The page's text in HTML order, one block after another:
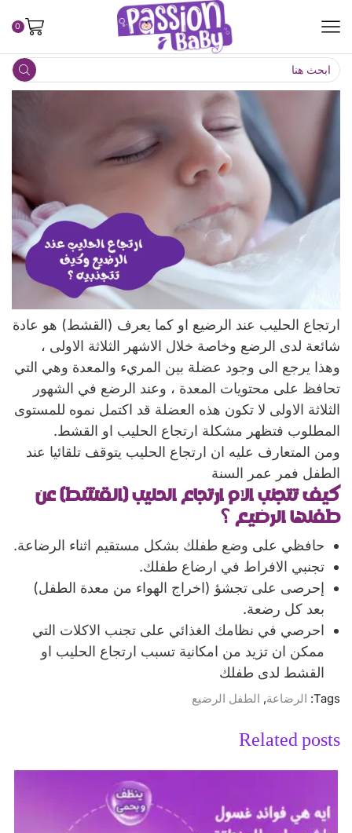
0
ارتجاع الحليب عند الرضيع او كما يعرف (القشط) هو عادة
شائعة لدى الرضع وخاصة خلال الاشهر الثلاثة الاولى ،
وهذا يرجع الى وجود عضلة بين المريء والمعدة وهي التي
تحافظ على محتويات المعدة ، وعند الرضع في الشهور
الثلاثة الاولى لا تكون هذه العضلة قد اكتمل نموه للمستوى
المطلوب فتظهر مشكلة ارتجاع الحليب او القشط.
ومن المتعارف عليه ان ارتجاع الحليب يتوقف تلقائيا عند
الطفل فمر عمر السنة
كيف تتجنب الام ارتجاع الحليب (القشط) عن
طفلها الرضيع ؟
حافظي على وضع طفلك بشكل مستقيم اثناء الرضاعة.
تجنبي الافراط في ارضاع طفلك.
إحرصى على تجشؤ (اخراج الهواء من معدة الطفل)
بعد كل رضعة.
احرصي في نظامك الغذائي على تجنب الاكلات التي
ممكن ان تزيد من امكانية تسبب ارتجاع الحليب او
القشط لدى طفلك
Tags: الرضاعة, الطفل الرضيع
Related posts